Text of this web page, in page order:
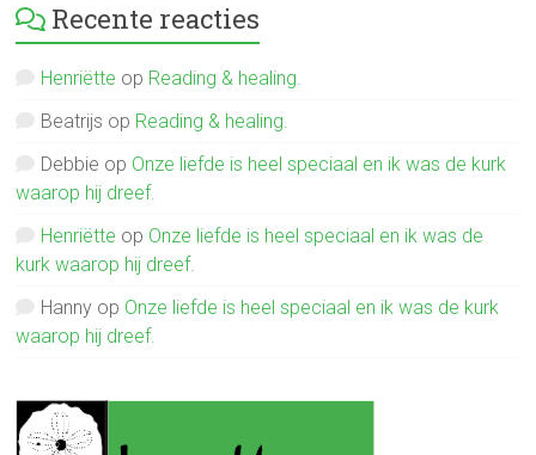
Recente reacties
Henriëtte op Reading & healing.
Beatrijs op Reading & healing.
Debbie op Onze liefde is heel speciaal en ik was de kurk
waarop hij dreef.
Henriëtte op Onze liefde is heel speciaal en ik was de
kurk waarop hij dreef.
Hanny op Onze liefde is heel speciaal en ik was de kurk
waarop hij dreef.